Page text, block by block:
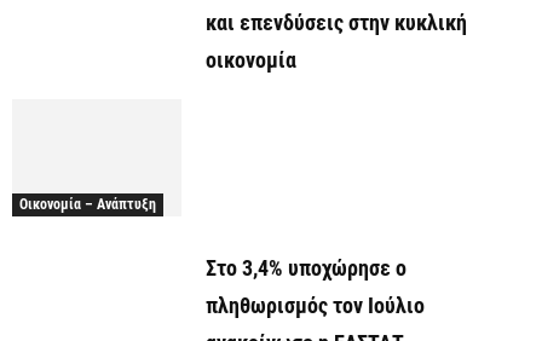
και επενδύσεις στην κυκλική
οικονομία
Οικονομία – Ανάπτυξη
Στο 3,4% υποχώρησε ο
πληθωρισμός τον Ιούλιο